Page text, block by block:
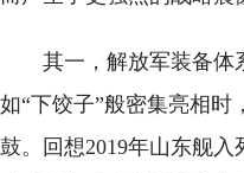
其一，解放军装备体
如“下饺子”般密集亮相
鼓。回想2019年山东舰